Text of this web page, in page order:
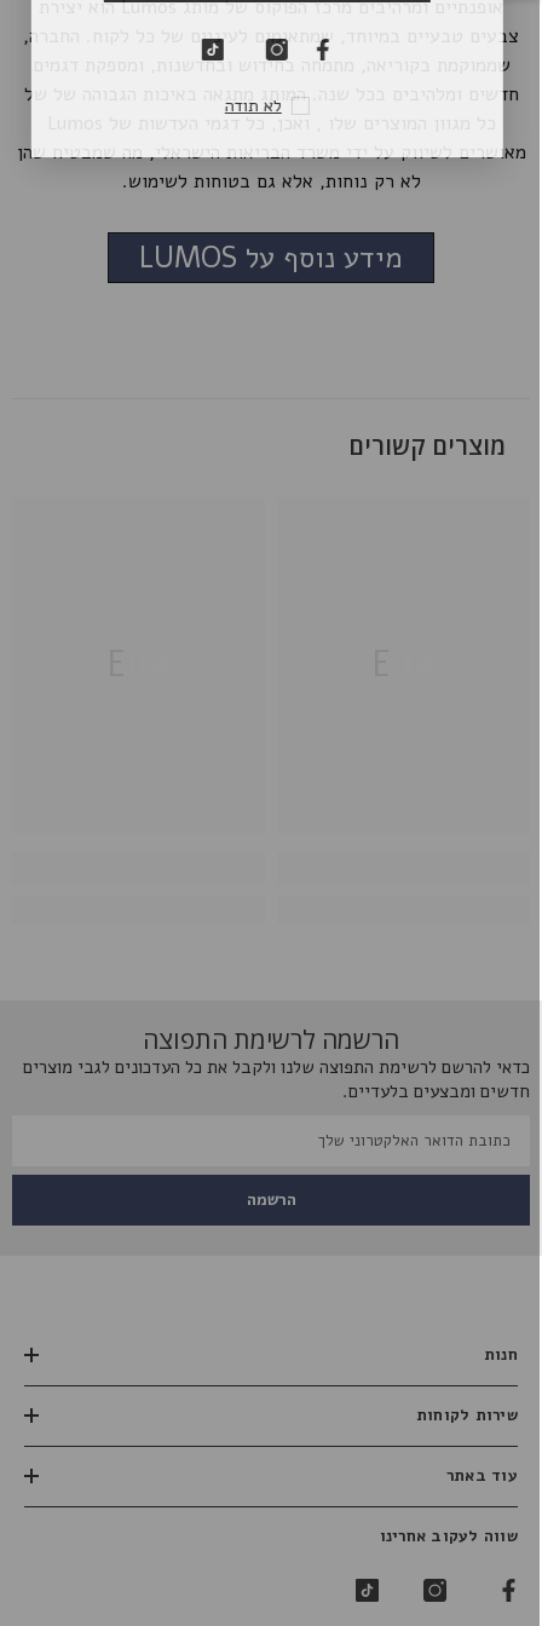
אופנתיים ומרהיבים מרכז הפוקוס של מותג Lumos הוא יצירת
צבעים טבעיים במיוחד, שמתאימים לעיניים של כל לקוח. החברה,
שממוקמת בקוריאה, מתמחה בחידוש ובחדשנות, ומספקת דגמים
חדשים ומלהיבים בכל שנה. המותג מתגאה באיכות הגבוהה של של
מאושרים לשיווק על ידי משרד הבריאות הישראלי, מה שמבטיח שהן
לא רק נוחות, אלא גם בטוחות לשימוש.
מידע נוסף על LUMOS
מוצרים קשורים
הרשמה לרשימת התפוצה
כדאי להרשם לרשימת התפוצה שלנו ולקבל את כל העדכונים לגבי מוצרים
חדשים ומבצעים בלעדיים.
הרשמה
חנות
שירות לקוחות
עוד באתר
שווה לעקוב אחרינו
לא תודה